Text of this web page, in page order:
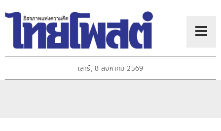
เสาร์, 8 สิงหาคม 2569